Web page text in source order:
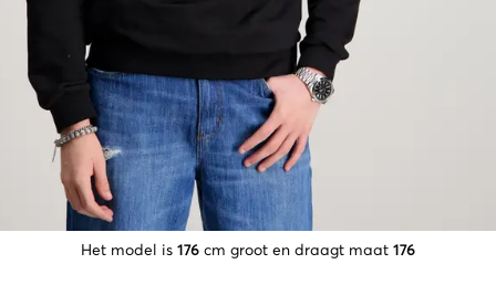
Het model is 176 cm groot en draagt maat 176